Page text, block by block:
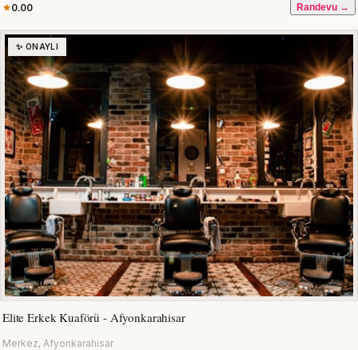
0.00 Randevu →
✨ ONAYLI
Elite Erkek Kuaförü - Afyonkarahisar
Merkez, Afyonkarahisar